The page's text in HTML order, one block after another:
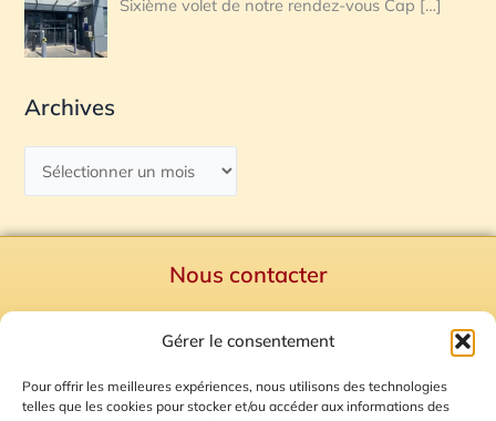
Gérer le consentement
Pour offrir les meilleures expériences, nous utilisons des technologies
telles que les cookies pour stocker et/ou accéder aux informations des
Sixième volet de notre rendez-vous Cap […]
Archives
Nous contacter
Mentions Légales
Plan du site